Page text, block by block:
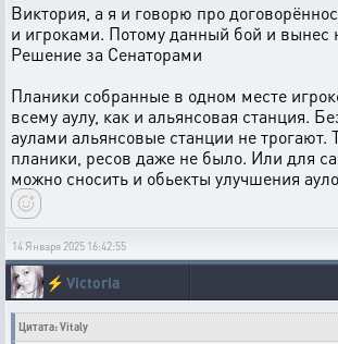
Виктория, а я и говорю про
и игроками. Потому данный бой и вынес
Решение за Сенаторами
Планики собранные в одном месте
всему аулу, как и альянсовая станция.
аулами альянсовые станции не трогают.
планики, ресов даже не было. Или для
можно сносить и обьекты улучшения
14 Января 2025 16:42:55
⚡ Victoria
Цитата: Vitaly